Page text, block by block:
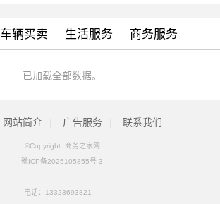
车辆买卖 生活服务 商务服务
已加载全部数据。
网站简介 广告服务 联系我们
©Copyright 商务之家网
豫ICP备2025105855号-3
电话： 13323693821